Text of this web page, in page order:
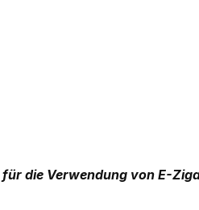
für die Verwendung von E-